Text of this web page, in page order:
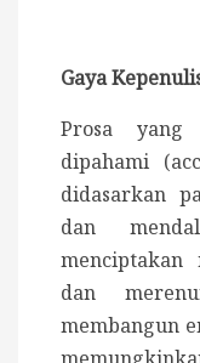
Gaya
Prosa yang
dipahami
didasarkan
dan
dan
membangun